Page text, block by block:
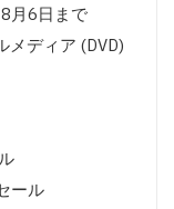
月6日まで
メディア (DVD)
ール